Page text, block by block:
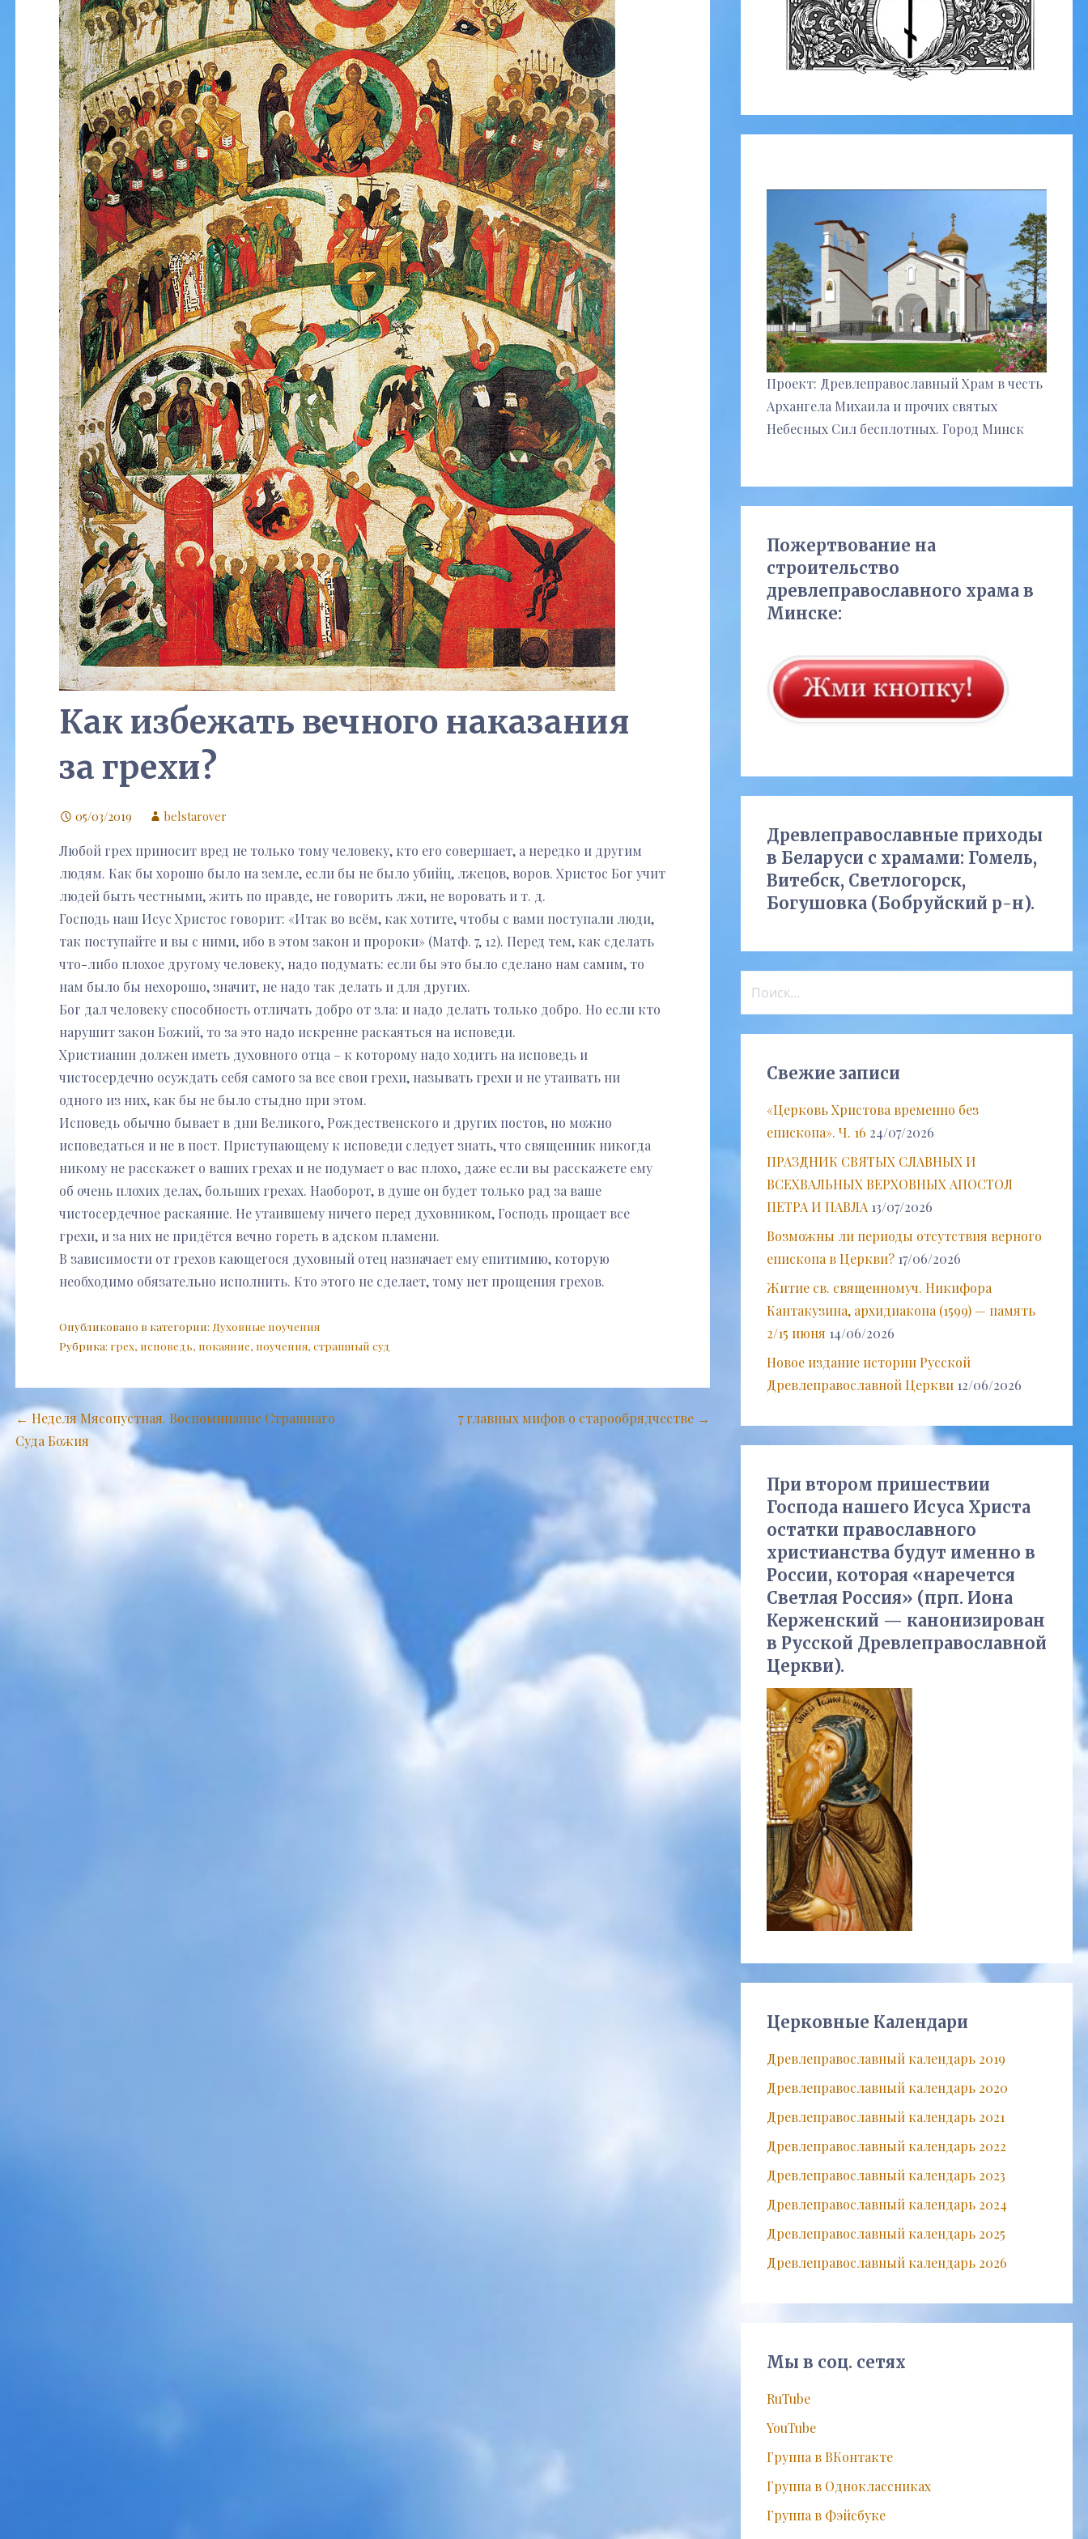
Как избежать вечного наказания
за грехи?
05/03/2019 belstarover
Любой грех приносит вред не только тому человеку, кто его совершает, а нередко и другим
людям. Как бы хорошо было на земле, если бы не было убийц, лжецов, воров. Христос Бог учит
людей быть честными, жить по правде, не говорить лжи, не воровать и т. д.
Господь наш Исус Христос говорит: «Итак во всём, как хотите, чтобы с вами поступали люди,
так поступайте и вы с ними, ибо в этом закон и пророки» (Матф. 7, 12). Перед тем, как сделать
что-либо плохое другому человеку, надо подумать: если бы это было сделано нам самим, то
нам было бы нехорошо, значит, не надо так делать и для других.
Бог дал человеку способность отличать добро от зла: и надо делать только добро. Но если кто
нарушит закон Божий, то за это надо искренне раскаяться на исповеди.
Христианин должен иметь духовного отца – к которому надо ходить на исповедь и
чистосердечно осуждать себя самого за все свои грехи, называть грехи и не утаивать ни
одного из них, как бы не было стыдно при этом.
Исповедь обычно бывает в дни Великого, Рождественского и других постов, но можно
исповедаться и не в пост. Приступающему к исповеди следует знать, что священник никогда
никому не расскажет о ваших грехах и не подумает о вас плохо, даже если вы расскажете ему
об очень плохих делах, больших грехах. Наоборот, в душе он будет только рад за ваше
чистосердечное раскаяние. Не утаившему ничего перед духовником, Господь прощает все
грехи, и за них не придётся вечно гореть в адском пламени.
В зависимости от грехов кающегося духовный отец назначает ему епитимию, которую
необходимо обязательно исполнить. Кто этого не сделает, тому нет прощения грехов.
Опубликовано в категории: Духовные поучения
Рубрика: грех, исповедь, покаяние, поучения, страшный суд
Навигация
по
записям
← Неделя Мясопустная. Воспоминание Страшнаго
Суда Божия
7 главных мифов о старообрядчестве →
Проект: Древлеправославный Храм в честь
Архангела Михаила и прочих святых
Небесных Сил бесплотных. Город Минск
Пожертвование на
строительство
древлеправославного храма в
Минске:
Древлеправославные приходы
в Беларуси с храмами: Гомель,
Витебск, Светлогорск,
Богушовка (Бобруйский р-н).
Свежие записи
«Церковь Христова временно без
епископа». Ч. 16 24/07/2026
ПРАЗДНИК СВЯТЫХ СЛАВНЫХ И
ВСЕХВАЛЬНЫХ ВЕРХОВНЫХ АПОСТОЛ
ПЕТРА И ПАВЛА 13/07/2026
Возможны ли периоды отсутствия верного
епископа в Церкви? 17/06/2026
Житие св. священномуч. Никифора
Кантакузина, архидиакона (1599) — память
2/15 июня 14/06/2026
Новое издание истории Русской
Древлеправославной Церкви 12/06/2026
При втором пришествии
Господа нашего Исуса Христа
остатки православного
христианства будут именно в
России, которая «наречется
Светлая Россия» (прп. Иона
Керженский — канонизирован
в Русской Древлеправославной
Церкви).
Церковные Календари
Древлеправославный календарь 2019
Древлеправославный календарь 2020
Древлеправославный календарь 2021
Древлеправославный календарь 2022
Древлеправославный календарь 2023
Древлеправославный календарь 2024
Древлеправославный календарь 2025
Древлеправославный календарь 2026
Мы в соц. сетях
RuTube
YouTube
Группа в ВКонтакте
Группа в Одноклассниках
Группа в Фэйсбуке